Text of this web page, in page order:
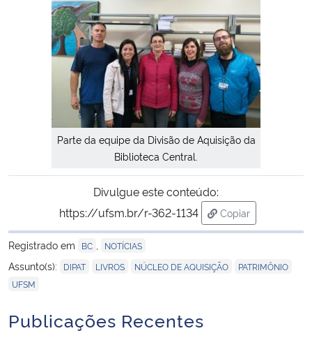
Parte da equipe da Divisão de Aquisição da
Biblioteca Central.
Divulgue este conteúdo:
https://ufsm.br/r-362-1134
Copiar
para área de
Registrado em
BC NOTÍCIAS
Assunto(s): DIPAT LIVROS NÚCLEO DE AQUISIÇÃO PATRIMÔNIO
UFSM
Publicações Recentes